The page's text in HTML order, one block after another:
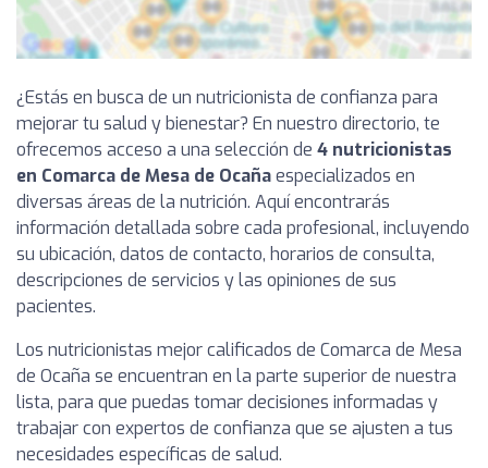
¿Estás en busca de un nutricionista de confianza para
mejorar tu salud y bienestar? En nuestro directorio, te
ofrecemos acceso a una selección de 4 nutricionistas
en Comarca de Mesa de Ocañaespecializados en
diversas áreas de la nutrición. Aquí encontrarás
información detallada sobre cada profesional, incluyendo
su ubicación, datos de contacto, horarios de consulta,
descripciones de servicios y las opiniones de sus
pacientes.
Los nutricionistas mejor calificados de Comarca de Mesa
de Ocaña se encuentran en la parte superior de nuestra
lista, para que puedas tomar decisiones informadas y
trabajar con expertos de confianza que se ajusten a tus
necesidades específicas de salud.